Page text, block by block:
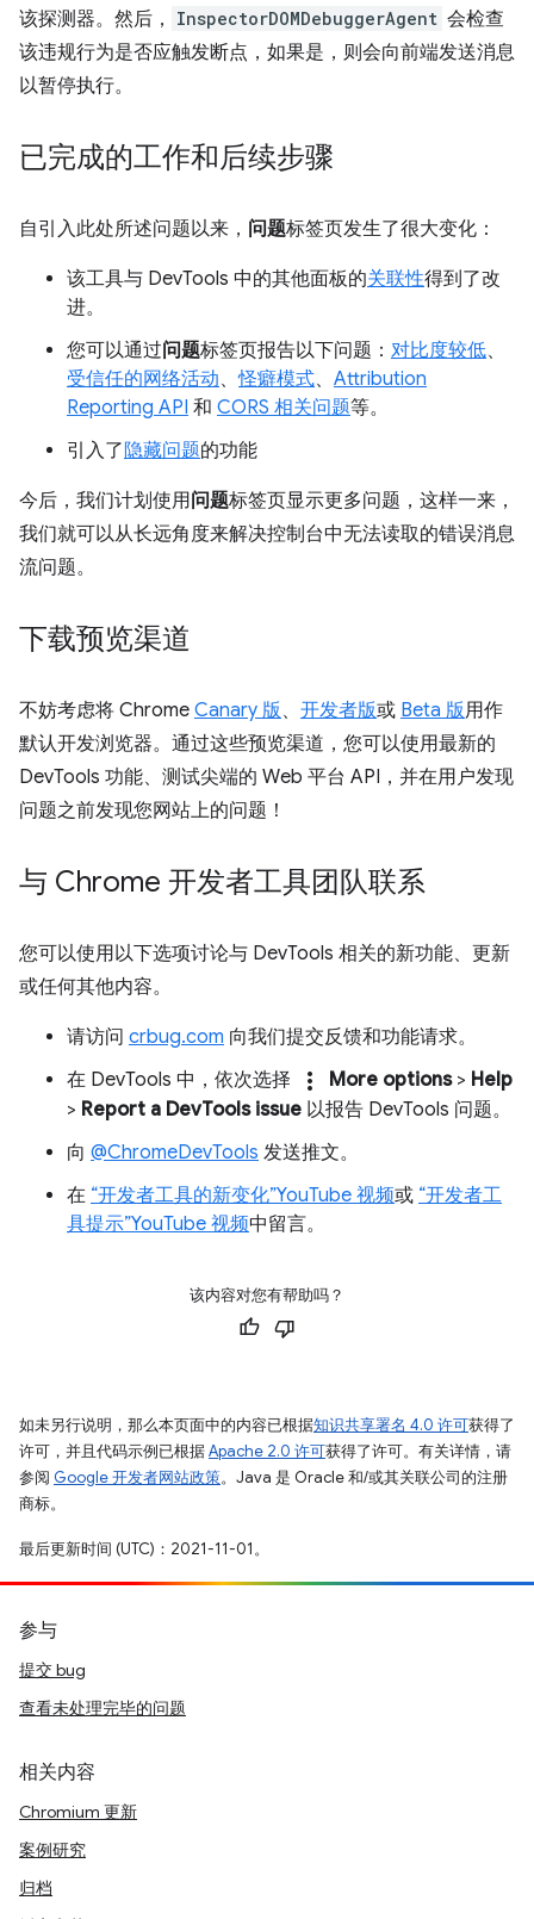
该探测器。然后，
InspectorDOMDebuggerAgent 会检查
该违规行为是否应触发断点，如果是，则会向前端发送消息
以暂停执行。
已完成的工作和后续步骤
自引入此处所述问题以来， 问题标签页发生了很大变化：
该工具与 DevTools 中的其他面板的关联性得到了改
进。
您可以通过问题标签页报告以下问题： 对比度较低、
受信任的网络活动、怪癖模式、 Attribution
Reporting API 和 CORS 相关问题等。
引入了 隐藏问题的功能
今后，我们计划使用问题标签页显示更多问题，这样一来，
我们就可以从长远角度来解决控制台中无法读取的错误消息
流问题。
下载预览渠道
不妨考虑将 Chrome Canary 版、 开发者版或 Beta 版用作
默认开发浏览器。通过这些预览渠道，您可以使用最新的
DevTools 功能、测试尖端的 Web 平台 API，并在用户发现
问题之前发现您网站上的问题！
与 Chrome 开发者工具团队联系
您可以使用以下选项讨论与 DevTools 相关的新功能、更新
或任何其他内容。
请访问 crbug.com 向我们提交反馈和功能请求。
在 DevTools 中，依次选择
more_vert More options> Help
> Report a DevTools issue 以报告 DevTools 问题。
向 @ChromeDevTools 发送推文。
在 “开发者工具的新变化”YouTube 视频或 “开发者工
具提示”YouTube 视频中留言。
该内容对您有帮助吗？
如未另行说明，那么本页面中的内容已根据知识共享署名 4.0 许可获得了
许可，并且代码示例已根据Apache 2.0 许可获得了许可。有关详情，请
参阅 Google 开发者网站政策。Java 是 Oracle 和/或其关联公司的注册
商标。
最后更新时间 (UTC)：2021-11-01。
参与
提交 bug
查看未处理完毕的问题
相关内容
Chromium 更新
案例研究
归档